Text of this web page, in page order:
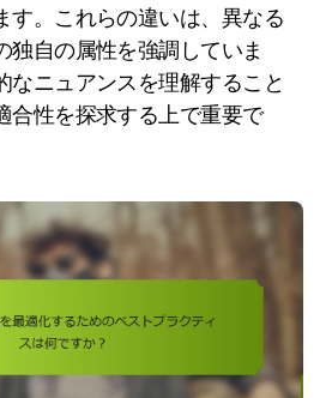
す。これらの違いは、異なる
独自の属性を強調していま
なニュアンスを理解すること
合性を探求する上で重要で